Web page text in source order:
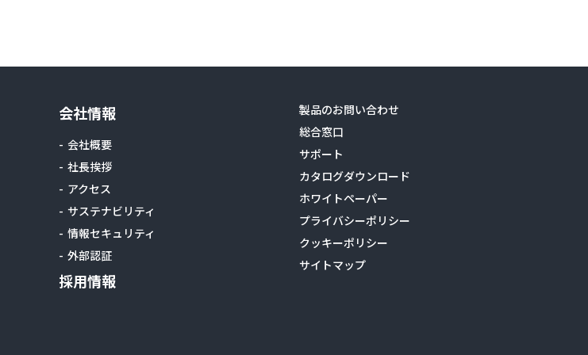
会社情報
会社概要
社長挨拶
アクセス
サステナビリティ
情報セキュリティ
外部認証
採用情報
製品のお問い合わせ
総合窓口
サポート
カタログダウンロード
ホワイトペーパー
プライバシーポリシー
クッキーポリシー
サイトマップ